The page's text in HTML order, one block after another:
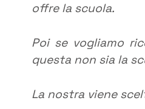
offre la scuola.
Poi se vogliamo
questa non sia la
La nostra viene